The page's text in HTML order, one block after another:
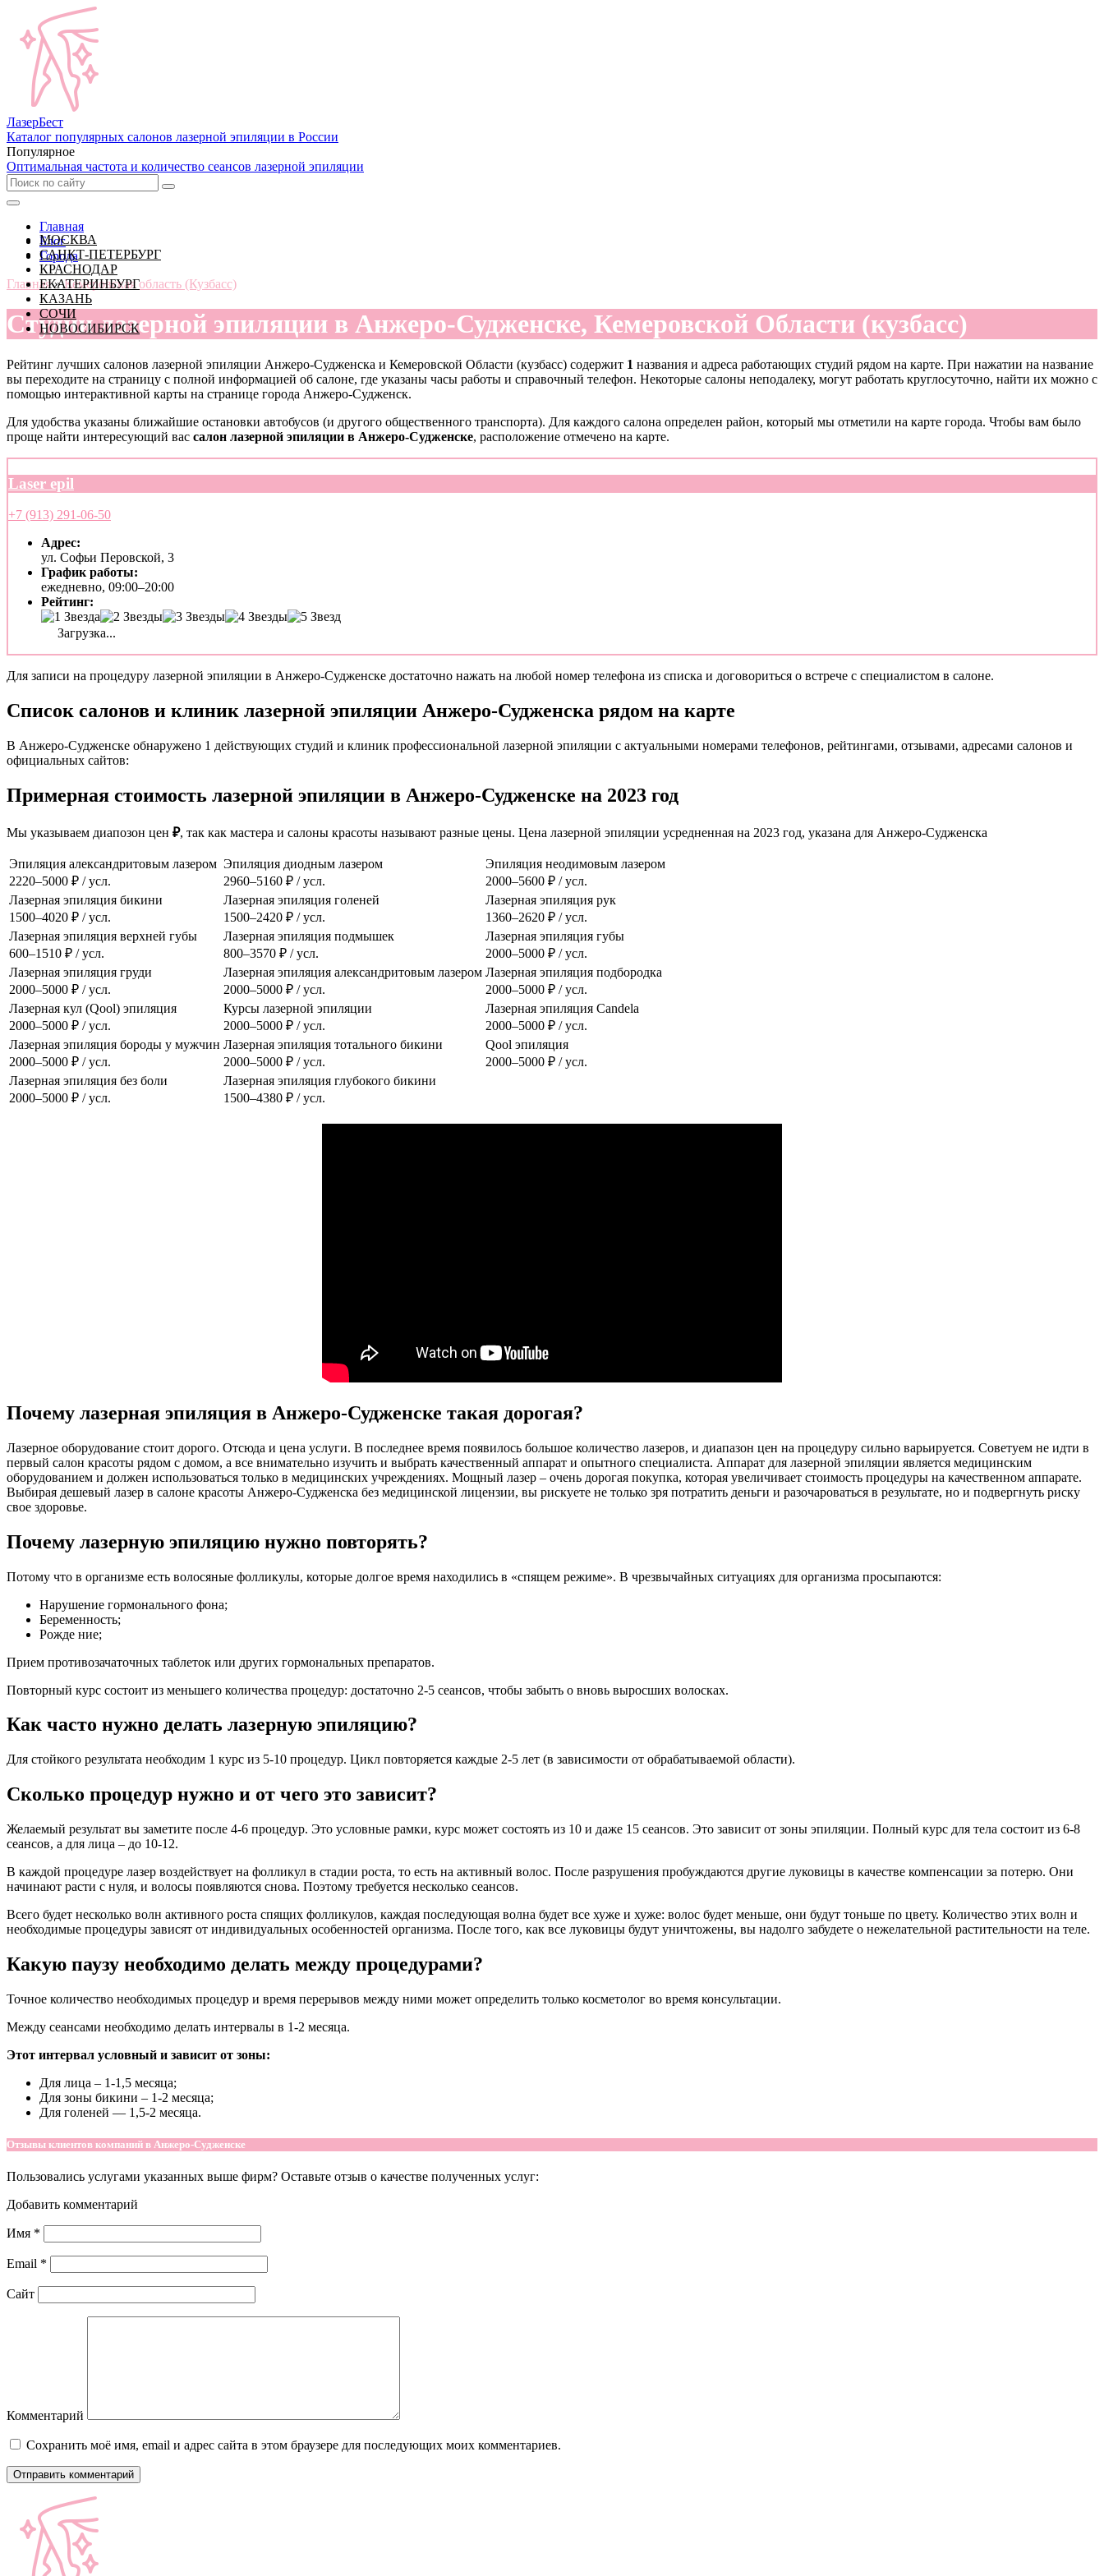
ЛазерБест
Каталог популярных салонов лазерной эпиляции в России
Популярное
Оптимальная частота и количество сеансов лазерной эпиляции
МОСКВА
САНКТ-ПЕТЕРБУРГ
КРАСНОДАР
ЕКАТЕРИНБУРГ
КАЗАНЬ
СОЧИ
НОВОСИБИРСК
Главная
Блог
Города
Главная » Кемеровская область (Кузбасс)
Студии лазерной эпиляции в Анжеро-Судженске, Кемеровской Области (кузбасс)
Рейтинг лучших салонов лазерной эпиляции Анжеро-Судженска и Кемеровской Области (кузбасс) содержит 1 названия и адреса работающих студий рядом на карте. При нажатии на название
вы переходите на страницу с полной информацией об салоне, где указаны часы работы и справочный телефон. Некоторые салоны неподалеку, могут работать круглосуточно, найти их можно с
помощью интерактивной карты на странице города Анжеро-Судженск.
Для удобства указаны ближайшие остановки автобусов (и другого общественного транспорта). Для каждого салона определен район, который мы отметили на карте города. Чтобы вам было
проще найти интересующий вас салон лазерной эпиляции в Анжеро-Судженске, расположение отмечено на карте.
Laser epil
+7 (913) 291-06-50
Адрес:
ул. Софьи Перовской, 3
График работы:
ежедневно, 09:00–20:00
Рейтинг:
Загрузка...
Для записи на процедуру лазерной эпиляции в Анжеро-Судженске достаточно нажать на любой номер телефона из списка и договориться о встрече с специалистом в салоне.
Список салонов и клиник лазерной эпиляции Анжеро-Судженска рядом на карте
В Анжеро-Судженске обнаружено 1 действующих студий и клиник профессиональной лазерной эпиляции с актуальными номерами телефонов, рейтингами, отзывами, адресами салонов и
официальных сайтов:
Примерная стоимость лазерной эпиляции в Анжеро-Судженске на 2023 год
Мы указываем диапозон цен ₽, так как мастера и салоны красоты называют разные цены. Цена лазерной эпиляции усредненная на 2023 год, указана для Анжеро-Судженска
Эпиляция александритовым лазером
2220–5000 ₽ / усл.
Эпиляция диодным лазером
2960–5160 ₽ / усл.
Эпиляция неодимовым лазером
2000–5600 ₽ / усл.
Лазерная эпиляция бикини
1500–4020 ₽ / усл.
Лазерная эпиляция голеней
1500–2420 ₽ / усл.
Лазерная эпиляция рук
1360–2620 ₽ / усл.
Лазерная эпиляция верхней губы
600–1510 ₽ / усл.
Лазерная эпиляция подмышек
800–3570 ₽ / усл.
Лазерная эпиляция губы
2000–5000 ₽ / усл.
Лазерная эпиляция груди
2000–5000 ₽ / усл.
Лазерная эпиляция александритовым лазером
2000–5000 ₽ / усл.
Лазерная эпиляция подбородка
2000–5000 ₽ / усл.
Лазерная кул (Qool) эпиляция
2000–5000 ₽ / усл.
Курсы лазерной эпиляции
2000–5000 ₽ / усл.
Лазерная эпиляция Candela
2000–5000 ₽ / усл.
Лазерная эпиляция бороды у мужчин
2000–5000 ₽ / усл.
Лазерная эпиляция тотального бикини
2000–5000 ₽ / усл.
Qool эпиляция
2000–5000 ₽ / усл.
Лазерная эпиляция без боли
2000–5000 ₽ / усл.
Лазерная эпиляция глубокого бикини
1500–4380 ₽ / усл.
Почему лазерная эпиляция в Анжеро-Судженске такая дорогая?
Лазерное оборудование стоит дорого. Отсюда и цена услуги. В последнее время появилось большое количество лазеров, и диапазон цен на процедуру сильно варьируется. Советуем не идти в
первый салон красоты рядом с домом, а все внимательно изучить и выбрать качественный аппарат и опытного специалиста. Аппарат для лазерной эпиляции является медицинским
оборудованием и должен использоваться только в медицинских учреждениях. Мощный лазер – очень дорогая покупка, которая увеличивает стоимость процедуры на качественном аппарате.
Выбирая дешевый лазер в салоне красоты Анжеро-Судженска без медицинской лицензии, вы рискуете не только зря потратить деньги и разочароваться в результате, но и подвергнуть риску
свое здоровье.
Почему лазерную эпиляцию нужно повторять?
Потому что в организме есть волосяные фолликулы, которые долгое время находились в «спящем режиме». В чрезвычайных ситуациях для организма просыпаются:
Нарушение гормонального фона;
Беременность;
Рожде ние;
Прием противозачаточных таблеток или других гормональных препаратов.
Повторный курс состоит из меньшего количества процедур: достаточно 2-5 сеансов, чтобы забыть о вновь выросших волосках.
Как часто нужно делать лазерную эпиляцию?
Для стойкого результата необходим 1 курс из 5-10 процедур. Цикл повторяется каждые 2-5 лет (в зависимости от обрабатываемой области).
Сколько процедур нужно и от чего это зависит?
Желаемый результат вы заметите после 4-6 процедур. Это условные рамки, курс может состоять из 10 и даже 15 сеансов. Это зависит от зоны эпиляции. Полный курс для тела состоит из 6-8
сеансов, а для лица – до 10-12.
В каждой процедуре лазер воздействует на фолликул в стадии роста, то есть на активный волос. После разрушения пробуждаются другие луковицы в качестве компенсации за потерю. Они
начинают расти с нуля, и волосы появляются снова. Поэтому требуется несколько сеансов.
Всего будет несколько волн активного роста спящих фолликулов, каждая последующая волна будет все хуже и хуже: волос будет меньше, они будут тоньше по цвету. Количество этих волн и
необходимые процедуры зависят от индивидуальных особенностей организма. После того, как все луковицы будут уничтожены, вы надолго забудете о нежелательной растительности на теле.
Какую паузу необходимо делать между процедурами?
Точное количество необходимых процедур и время перерывов между ними может определить только косметолог во время консультации.
Между сеансами необходимо делать интервалы в 1-2 месяца.
Этот интервал условный и зависит от зоны:
Для лица – 1-1,5 месяца;
Для зоны бикини – 1-2 месяца;
Для голеней — 1,5-2 месяца.
Отзывы клиентов компаний в Анжеро-Судженске
Пользовались услугами указанных выше фирм? Оставьте отзыв о качестве полученных услуг:
Добавить комментарий
Имя *
Email *
Сайт
Комментарий
Сохранить моё имя, email и адрес сайта в этом браузере для последующих моих комментариев.